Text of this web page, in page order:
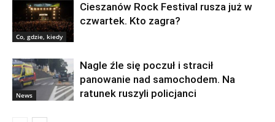
Co, gdzie, kiedy
Cieszanów Rock Festival rusza już w
czwartek. Kto zagra?
News
Nagle źle się poczuł i stracił
panowanie nad samochodem. Na
ratunek ruszyli policjanci